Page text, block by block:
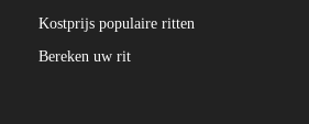
Kostprijs populaire ritten
Bereken uw rit